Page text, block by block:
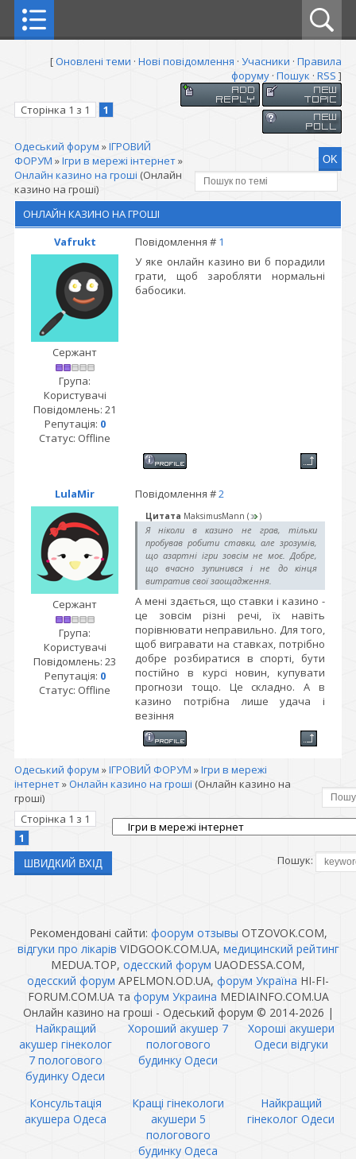
[Оновлені теми · Нові повідомлення · Учасники · Правила
форуму · Пошук · RSS ]
Сторінка 1 з 1 1
Одеський форум »ІГРОВИЙ
ФОРУМ »Ігри в мережі інтернет»
Онлайн казино на гроші (Онлайн
казино на гроші)
ОНЛАЙН КАЗИНО НА ГРОШІ
Vafrukt
Повідомлення # 1
Сержант
Група:
Користувачі
Повідомлень: 21
Репутація: 0
Статус: Offline
У яке онлайн казино ви б порадили
грати, щоб заробляти нормальні
бабосики.
LulaMir Повідомлення #2
Сержант
Група:
Користувачі
Повідомлень: 23
Репутація: 0
Статус: Offline
Цитата MaksimusMann ( )
Я ніколи в казино не грав, тільки
пробував робити ставки, але зрозумів,
що азартні ігри зовсім не моє. Добре,
що вчасно зупинився і не до кінця
витратив свої заощадження.
А мені здається, що ставки і казино -
це зовсім різні речі, їх навіть
порівнювати неправильно. Для того,
щоб вигравати на ставках, потрібно
добре розбиратися в спорті, бути
постійно в курсі новин, купувати
прогнози тощо. Це складно. А в
казино потрібна лише удача і
везіння
Одеський форум »ІГРОВИЙ ФОРУМ »Ігри в мережі
інтернет»Онлайн казино на гроші (Онлайн казино на
гроші)
Сторінка 1 з 1
1
Пошук:
Рекомендовані сайти: фоорум отзывы OTZOVOK.COM,
відгуки про лікарів VIDGOOK.COM.UA, медицинский рейтинг
MEDUA.TOP, одесский форум UAODESSA.COM,
одесский форум APELMON.OD.UA, форум Україна HI-FI-
FORUM.COM.UA та форум Украина MEDIAINFO.COM.UA
Онлайн казино на гроші - Одеський форум © 2014-2026 |
Найкращий
акушер гінеколог
7 пологового
будинку Одеси
Хороший акушер 7
пологового
будинку Одеси
Хороші акушери
Одеси відгуки
Консультація
акушера Одеса
Кращі гінекологи
акушери 5
пологового
будинку Одеса
Найкращий
гінеколог Одеси